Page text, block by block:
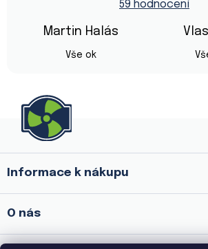
je
hvězdiček.
59 hodnocení
Martin Halás
Vše ok
p
a Informace k nákupu
O nás